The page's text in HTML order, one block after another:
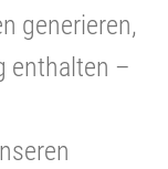
generieren,
enthalten –